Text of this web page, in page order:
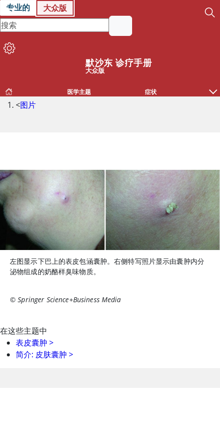
专业的 大众版
默沙东 诊疗手册
大众版
医学主题 症状
<图片
左图显示下巴上的表皮包涵囊肿。右侧特写照片显示由囊肿内分
泌物组成的奶酪样臭味物质。
© Springer Science+Business Media
在这些主题中
表皮囊肿 >
简介: 皮肤囊肿 >